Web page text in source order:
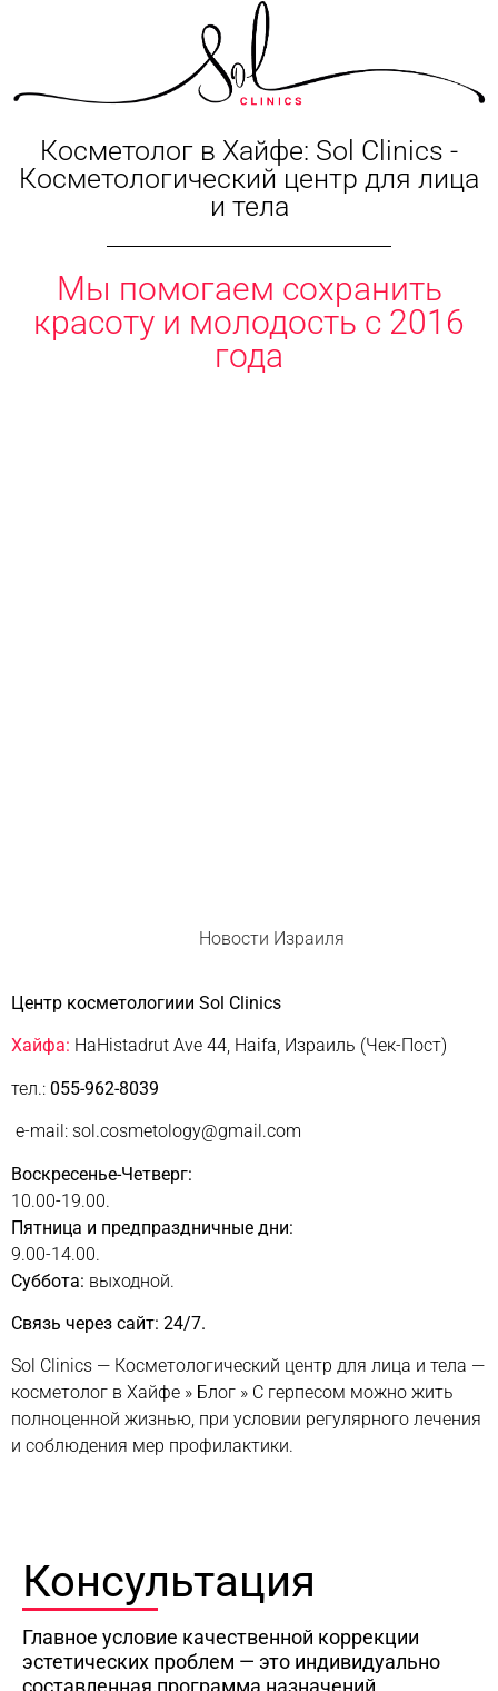
Косметолог в Хайфе: Sol Clinics -
Косметологический центр для лица
и тела
Мы помогаем сохранить
красоту и молодость с 2016
года
Новости Израиля
Центр косметологиии Sol Clinics
Хайфа: HaHistadrut Ave 44, Haifa, Израиль (Чек-Пост)
тел.: 055-962-8039
e-mail: sol.cosmetology@gmail.com
Воскресенье-Четверг:
10.00-19.00.
Пятница и предпраздничные дни:
9.00-14.00.
Суббота: выходной.
Связь через сайт: 24/7.
Sol Clinics — Косметологический центр для лица и тела —
косметолог в Хайфе » Блог » С герпесом можно жить
полноценной жизнью, при условии регулярного лечения
и соблюдения мер профилактики.
Консультация
Главное условие качественной коррекции
эстетических проблем — это индивидуально